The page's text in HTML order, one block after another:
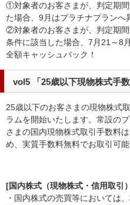
①対象者のお客さまが、判定期
た場合、9月はプラチナプランへ
②対象者のお客さまが、判定期
条件に該当した場合、7月21～8
全額キャッシュバック！
vol5 「25歳以下現物株式手
25歳以下のお客さまの現物株式
ラムを開始いたします。常設の
さまの国内現物株式取引手数料
め、実質手数料無料でお取引可能
[国内株式（現物株式・信用取引
・国内株式の売買等においては